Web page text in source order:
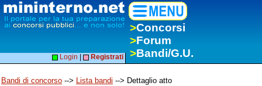
>Concorsi
>Forum
>Bandi/G.U.
Login Registrati
Bandi di concorso --> Lista bandi --> Dettaglio atto